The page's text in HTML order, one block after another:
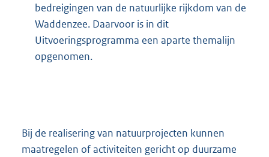
bedreigingen van de natuurlijke rijkdom van de
Waddenzee. Daarvoor is in dit
Uitvoeringsprogramma een aparte themalijn
opgenomen.
Bij de realisering van natuurprojecten kunnen
maatregelen of activiteiten gericht op duurzame